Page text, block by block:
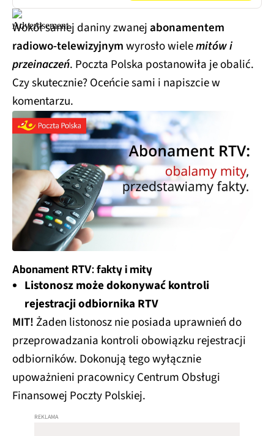
Wokół samej daniny zwanejabonamentem
radiowo-telewizyjnymwyrosło wielemitów i
przeinaczeń. Poczta Polska postanowiła je obalić.
Czy skutecznie? Oceńcie sami i napiszcie w
komentarzu.
Abonament RTV: fakty i mity
Listonosz może dokonywać kontroli
rejestracji odbiornika RTV
MIT!Żaden listonosz nie posiada uprawnień do
przeprowadzania kontroli obowiązku rejestracji
odbiorników. Dokonują tego wyłącznie
upoważnieni pracownicy Centrum Obsługi
Finansowej Poczty Polskiej.